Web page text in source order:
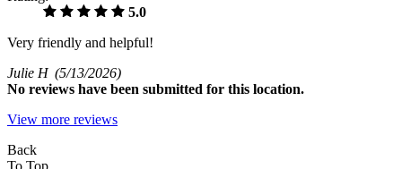
5.0
Very friendly and helpful!
Julie H (5/13/2026)
No reviews have been submitted for this location.
View more reviews
Back
To Top